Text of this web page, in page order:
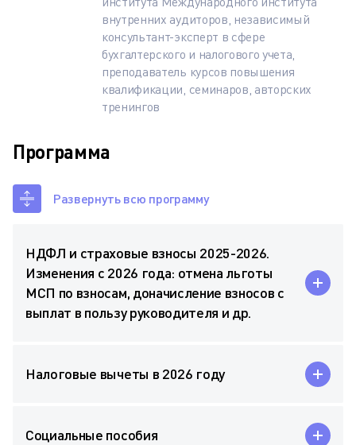
внутренних аудиторов, независимый
консультант-эксперт в сфере
бухгалтерского и налогового учета,
преподаватель курсов повышения
квалификации, семинаров, авторских
тренингов
Программа
Развернуть всю программу
НДФЛ и страховые взносы 2025-2026.
Изменения с 2026 года: отмена льготы
МСП по взносам, доначисление взносов с
выплат в пользу руководителя и др.
Налоговые вычеты в 2026 году
Социальные пособия